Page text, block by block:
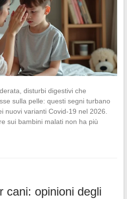
disturbi digestivi che
sulla pelle: questi segni turbano
nuovi varianti Covid-19 nel 2026.
sui bambini malati non ha più
cani: opinioni degli